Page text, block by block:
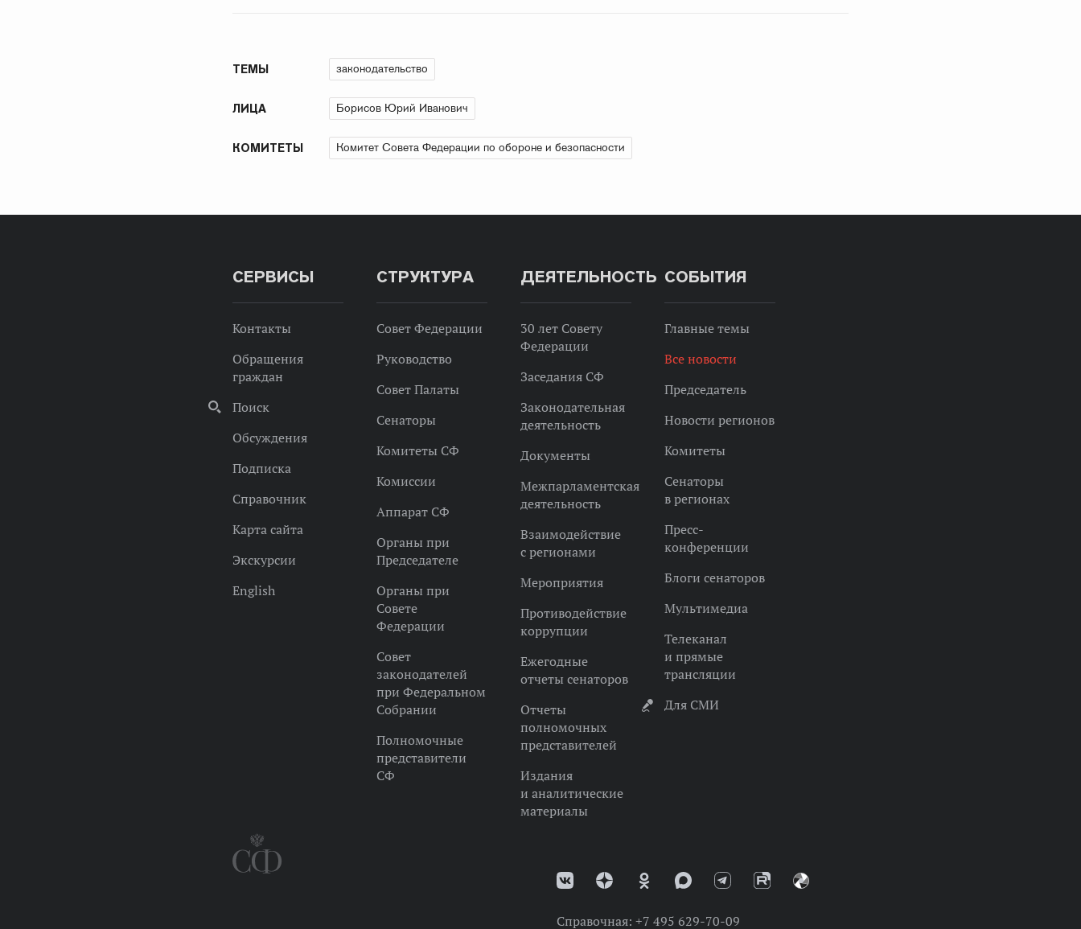
ТЕМЫ законодательство
ЛИЦА Борисов Юрий Иванович
КОМИТЕТЫ Комитет Совета Федерации по обороне и безопасности
СЕРВИСЫ
Контакты
Обращения
граждан
Поиск
Обсуждения
Подписка
Справочник
Карта сайта
Экскурсии
English
СТРУКТУРА
Совет Федерации
Руководство
Совет Палаты
Сенаторы
Комитеты СФ
Комиссии
Аппарат СФ
Органы при
Председателе
Органы при
Совете
Федерации
Совет
законодателей
при Федеральном
Собрании
Полномочные
представители
СФ
ДЕЯТЕЛЬНОСТЬ
30 лет Совету
Федерации
Заседания СФ
Законодательная
деятельность
Документы
Межпарламентская
деятельность
Взаимодействие
с регионами
Мероприятия
Противодействие
коррупции
Ежегодные
отчеты сенаторов
Отчеты
полномочных
представителей
Издания
и аналитические
материалы
СОБЫТИЯ
Главные темы
Все новости
Председатель
Новости регионов
Комитеты
Сенаторы
в регионах
Пресс-
конференции
Блоги сенаторов
Мультимедиа
Телеканал
и прямые
трансляции
Для СМИ
Справочная: +7 495 629-70-09